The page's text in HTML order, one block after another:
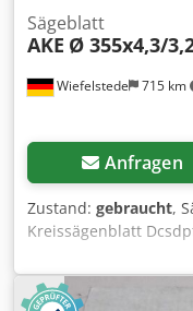
gerne am Telefon
Wiefelstede 715 km
Sägeblatt
AKE Ø 355x4,3/
Anfragen
Zustand: gebraucht,
Kreissägenblatt
-Z72 = T 15,49 -n
bestückt -Preis: pro
2,6 kg/Stück